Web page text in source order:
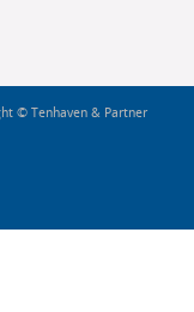
© Tenhaven & Partner